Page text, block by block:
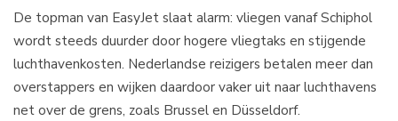
De topman van EasyJet slaat alarm: vliegen vanaf Schiphol
wordt steeds duurder door hogere vliegtaks en stijgende
luchthavenkosten. Nederlandse reizigers betalen meer dan
overstappers en wijken daardoor vaker uit naar luchthavens
net over de grens, zoals Brussel en Düsseldorf.​